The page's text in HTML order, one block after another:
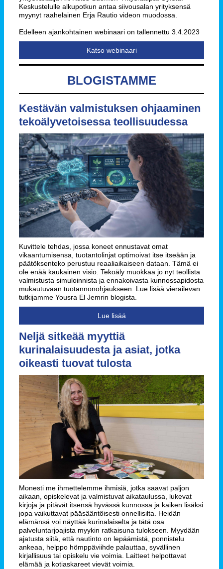
Keskustelulle alkupotkun antaa siivousalan yrityksensä
myynyt raahelainen Erja Rautio videon muodossa.
Edelleen ajankohtainen webinaari on tallennettu 3.4.2023
Katso webinaari
BLOGISTAMME
Kestävän valmistuksen ohjaaminen
tekoälyvetoisessa teollisuudessa
Kuvittele tehdas, jossa koneet ennustavat omat
vikaantumisensa, tuotantolinjat optimoivat itse itseään ja
päätöksenteko perustuu reaaliaikaiseen dataan. Tämä ei
ole enää kaukainen visio. Tekoäly muokkaa jo nyt teollista
valmistusta simuloinnista ja ennakoivasta kunnossapidosta
mukautuvaan tuotannonohjaukseen. Lue lisää vierailevan
tutkijamme Yousra El Jemrin blogista.
Lue lisää
Neljä sitkeää myyttiä
kurinalaisuudesta ja asiat, jotka
oikeasti tuovat tulosta
Monesti me ihmettelemme ihmisiä, jotka saavat paljon
aikaan, opiskelevat ja valmistuvat aikataulussa, lukevat
kirjoja ja pitävät itsensä hyvässä kunnossa ja kaiken lisäksi
jopa vaikuttavat pääsääntöisesti onnellisilta. Heidän
elämänsä voi näyttää kurinalaiselta ja tätä osa
palveluntarjoajista myykin ratkaisuna tulokseen. Myydään
ajatusta siitä, että nautinto on lepäämistä, ponnistelu
ankeaa, helppo hömppäviihde palauttaa, syvällinen
kirjallisuus tai opiskelu vie voimia. Laitteet helpottavat
elämää ja kotiaskareet vievät voimia.